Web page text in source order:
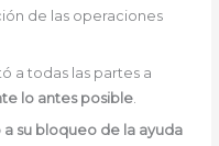
de las operaciones
a todas las partes a
lo antes posible.
su bloqueo de la ayuda